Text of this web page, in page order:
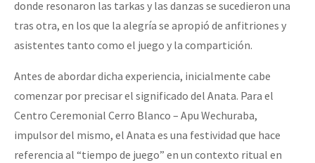
donde resonaron las tarkas y las danzas se sucedieron una
tras otra, en los que la alegría se apropió de anfitriones y
asistentes tanto como el juego y la compartición.
Antes de abordar dicha experiencia, inicialmente cabe
comenzar por precisar el significado del Anata. Para el
Centro Ceremonial Cerro Blanco – Apu Wechuraba,
impulsor del mismo, el Anata es una festividad que hace
referencia al “tiempo de juego” en un contexto ritual en